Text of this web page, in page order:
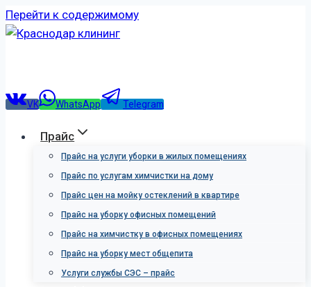
Перейти к содержимому
VK WhatsApp Telegram
Прайс
Прайс на услуги уборки в жилых помещениях
Прайс по услугам химчистки на дому
Прайс цен на мойку остеклений в квартире
Прайс на уборку офисных помещений
Прайс на химчистку в офисных помещениях
Прайс на уборку мест общепита
Услуги службы СЭС – прайс